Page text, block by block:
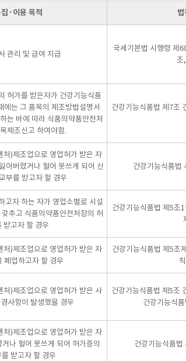
·이용 목적 법
관리 및 급여 지급
국세기본법 시행령 제
조
허가를 받은자가 건강기능식품
에는 그 품목의 제조방법설명서
는 바에 따라 식품의약품안전처
제조신고 하여야함.
건강기능식품법 제7조
처)제조업으로 영업허가 받은 자
어버렸거나 헐어 못쓰게 되어 신
부를 받고자 할 경우
건강기능식품법
고자 하는 자가 영업소별로 시설
추고 식품의약품안전처장의 허
받고자 할 경우
건강기능식품법 제5조
처)제조업으로 영업허가 받은 자
폐업하고자 할 경우
건강기능식품법 제5조
처)제조업으로 영업허가 받은 사
사항이 발생했을 경우
건강기능식품법 제5조
건강기능식
처)제조업으로 영업허가 받은 자
나 헐어 못쓰게 되어 허가증의
받고자 할 경우
건강기능식품법